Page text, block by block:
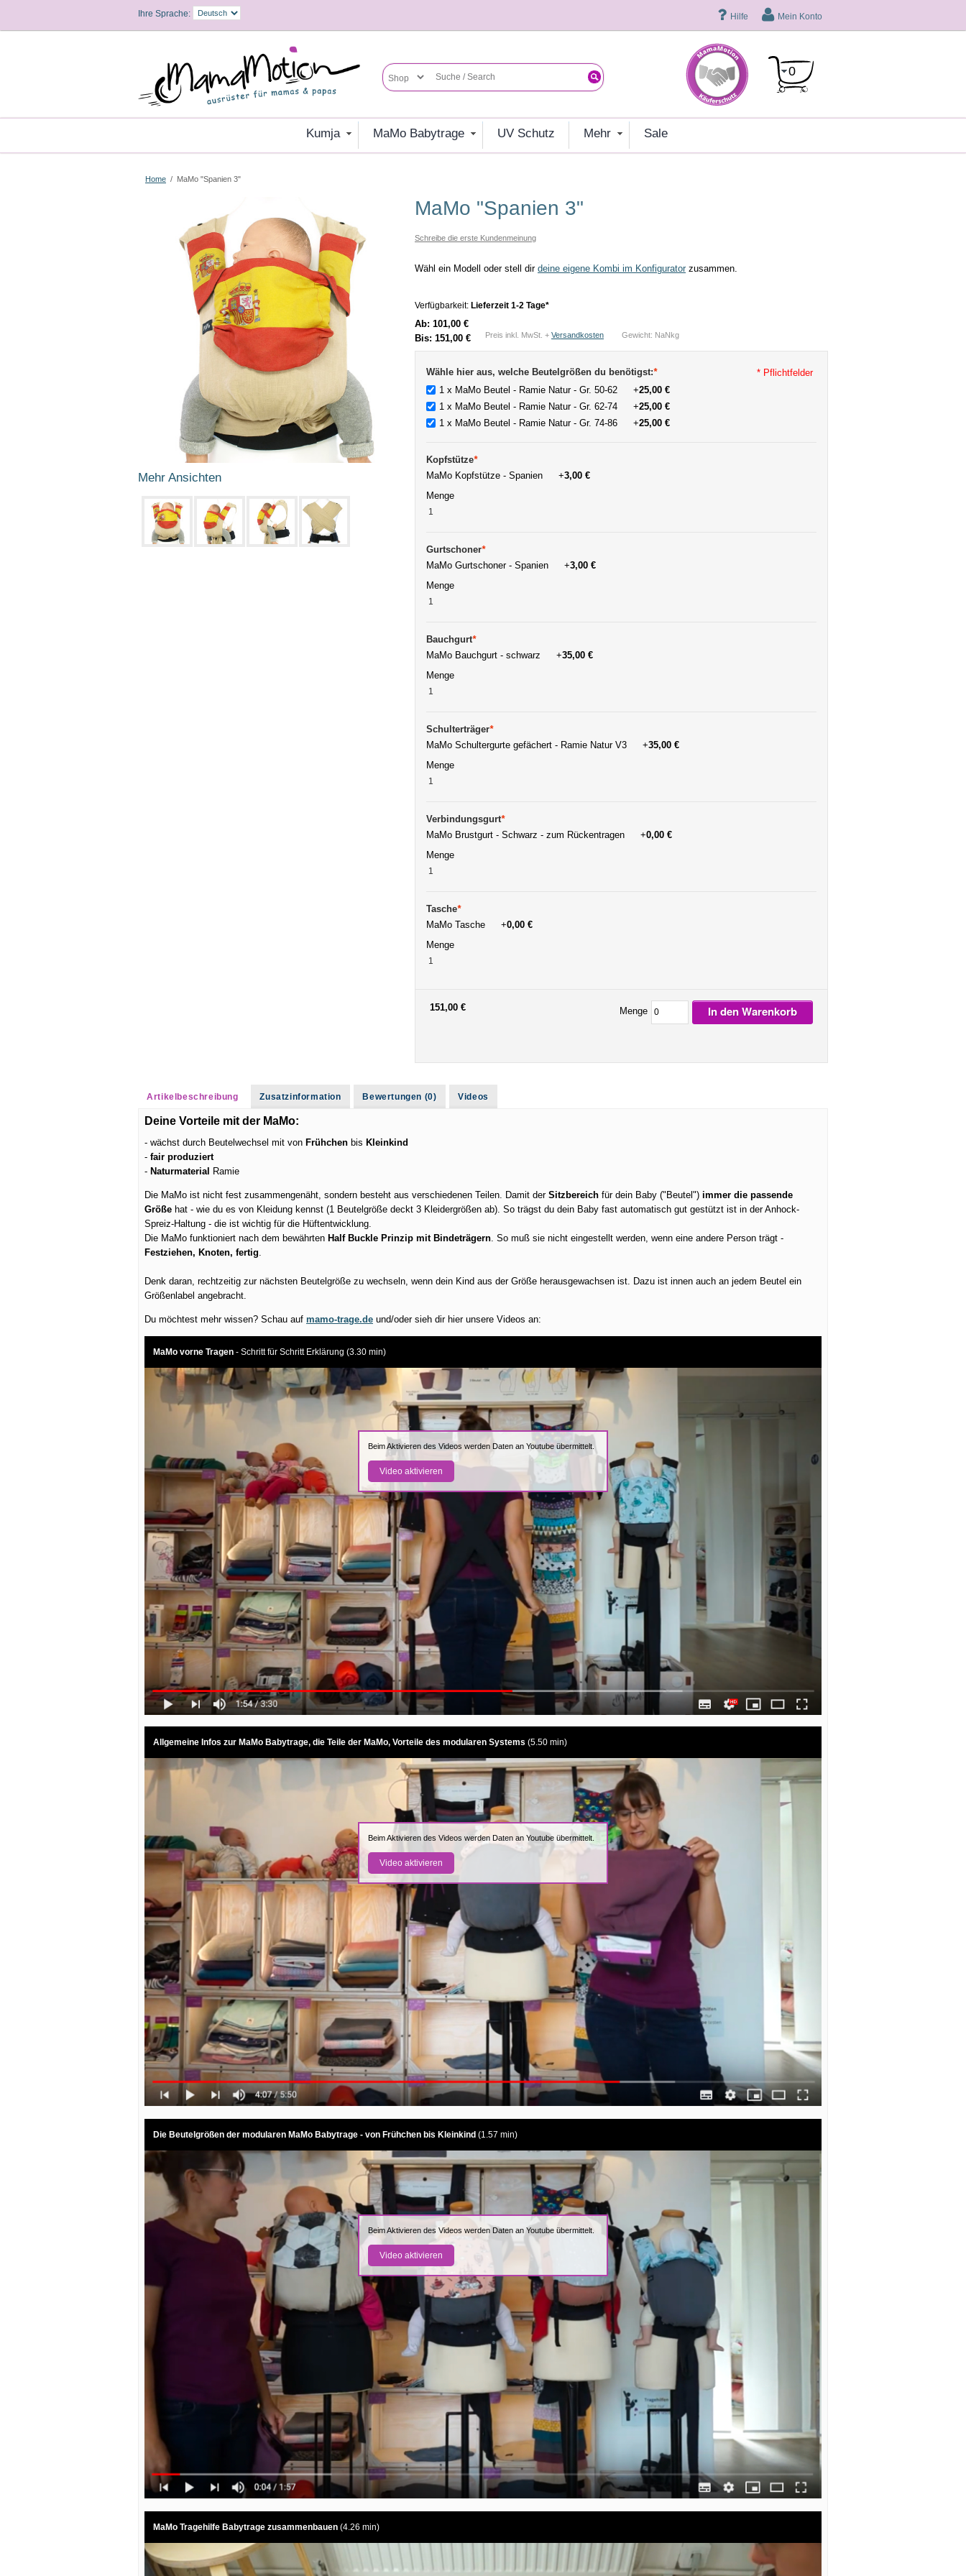
Ihre Sprache: Hilfe Mein Konto
0
Kumja MaMo Babytrage UV Schutz mehr sale
Home / MaMo "Spanien 3"
Mehr Ansichten
MaMo "Spanien 3"
Schreibe die erste Kundenmeinung
Wähl ein Modell oder stell dir deine eigene Kombi im Konfigurator zusammen.
Verfügbarkeit: Lieferzeit 1-2 Tage*
Ab: 101,00 €
Bis: 151,00 € Preis inkl. MwSt. + Versandkosten Gewicht: NaNkg
Wähle hier aus, welche Beutelgrößen du benötigst:*
1 x MaMo Beutel - Ramie Natur - Gr. 50-62
+25,00 €
1 x MaMo Beutel - Ramie Natur - Gr. 62-74
+25,00 €
1 x MaMo Beutel - Ramie Natur - Gr. 74-86
+25,00 €
Kopfstütze*
MaMo Kopfstütze - Spanien
+3,00 €
Menge
Gurtschoner*
MaMo Gurtschoner - Spanien
+3,00 €
Menge
Bauchgurt*
MaMo Bauchgurt - schwarz
+35,00 €
Menge
Schulterträger*
MaMo Schultergurte gefächert - Ramie Natur V3
+35,00 €
Menge
Verbindungsgurt*
MaMo Brustgurt - Schwarz - zum Rückentragen
+0,00 €
Menge
Tasche*
MaMo Tasche
+0,00 €
Menge
* Pflichtfelder
151,00 € Menge In den Warenkorb
Artikelbeschreibung Zusatzinformation Bewertungen (0) Videos
Deine Vorteile mit der MaMo:
- wächst durch Beutelwechsel mit von Frühchen bis Kleinkind
- fair produziert
- Naturmaterial Ramie
Die MaMo ist nicht fest zusammengenäht, sondern besteht aus verschiedenen Teilen. Damit der Sitzbereich für dein Baby ("Beutel") immer die passende
Größe hat - wie du es von Kleidung kennst (1 Beutelgröße deckt 3 Kleidergrößen ab). So trägst du dein Baby fast automatisch gut gestützt ist in der Anhock-
Spreiz-Haltung - die ist wichtig für die Hüftentwicklung.
Die MaMo funktioniert nach dem bewährten Half Buckle Prinzip mit Bindeträgern . So muß sie nicht eingestellt werden, wenn eine andere Person trägt -
Festziehen, Knoten, fertig
Denk daran, rechtzeitig zur nächsten Beutelgröße zu wechseln, wenn dein Kind aus der Größe herausgewachsen ist. Dazu ist innen auch an jedem Beutel ein
Größenlabel angebracht.
Du möchtest mehr wissen? Schau auf mamo-trage.de und/oder sieh dir hier unsere Videos an:
MaMo vorne Tragen - Schritt für Schritt Erklärung (3.30 min)
Beim Aktivieren des Videos werden Daten an Youtube übermittelt.
Video aktivieren
Allgemeine Infos zur MaMo Babytrage, die Teile der MaMo, Vorteile des modularen Systems (5.50 min)
Beim Aktivieren des Videos werden Daten an Youtube übermittelt.
Video aktivieren
Die Beutelgrößen der modularen MaMo Babytrage - von Frühchen bis Kleinkind (1.57 min)
Beim Aktivieren des Videos werden Daten an Youtube übermittelt.
Video aktivieren
MaMo Tragehilfe Babytrage zusammenbauen (4.26 min)